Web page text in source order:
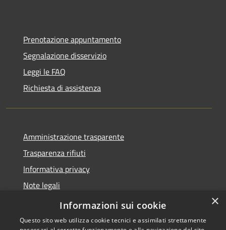
Prenotazione appuntamento
Segnalazione disservizio
Leggi le FAQ
Richiesta di assistenza
Amministrazione trasparente
Trasparenza rifiuti
Informativa privacy
Note legali
Dichiarazione di accessibilità
×
Informazioni sui cookie
Questo sito web utilizza cookie tecnici e assimilati strettamente